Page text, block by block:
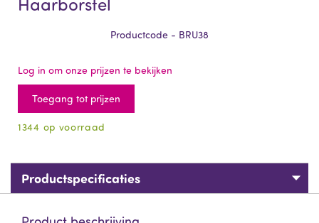
Productcode - BRU38
Log in om onze prijzen te bekijken
Toegang tot prijzen
1344 op voorraad
Productspecificaties